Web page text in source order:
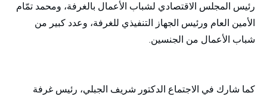
رئيس المجلس الاقتصادي لشباب الأعمال بالغرفة، ومحمد تمّام
الأمين العام ورئيس الجهاز التنفيذي للغرفة، وعدد كبير من
شباب الأعمال من الجنسين.
كما شارك في الاجتماع الدكتور شريف الجبلي، رئيس غرفة